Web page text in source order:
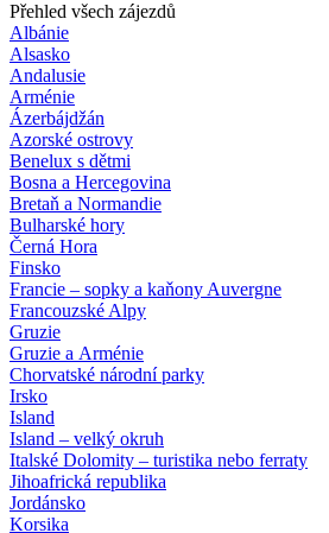
Přehled všech zájezdů
Albánie
Alsasko
Andalusie
Arménie
Ázerbájdžán
Azorské ostrovy
Benelux s dětmi
Bosna a Hercegovina
Bretaň a Normandie
Bulharské hory
Černá Hora
Finsko
Francie – sopky a kaňony Auvergne
Francouzské Alpy
Gruzie
Gruzie a Arménie
Chorvatské národní parky
Irsko
Island
Island – velký okruh
Italské Dolomity – turistika nebo ferraty
Jihoafrická republika
Jordánsko
Korsika